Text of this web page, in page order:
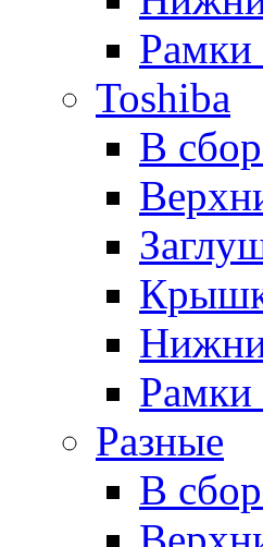
Toshiba
В
Разные
В